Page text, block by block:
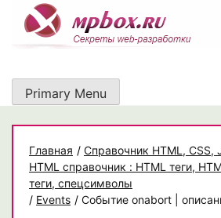
content
Primary Menu
Главная / Cправочник HTML, CSS,
HTML справочник : HTML теги,
теги, спецсимволы
/ Events / Событие onabort |